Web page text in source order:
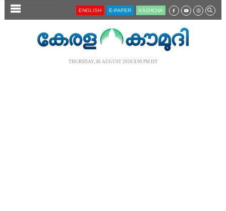
SECTIONS ENGLISH E-PAPER KĀZHCHA
THURSDAY, 06 AUGUST 2026 9.00 PM IST